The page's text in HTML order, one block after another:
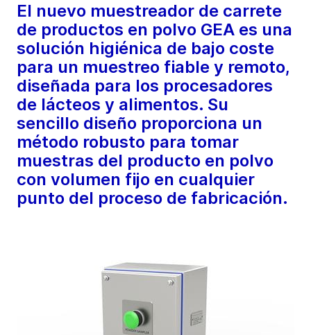
El nuevo muestreador de carrete
de productos en polvo GEA es una
solución higiénica de bajo coste
para un muestreo fiable y remoto,
diseñada para los procesadores
de lácteos y alimentos. Su
sencillo diseño proporciona un
método robusto para tomar
muestras del producto en polvo
con volumen fijo en cualquier
punto del proceso de fabricación.